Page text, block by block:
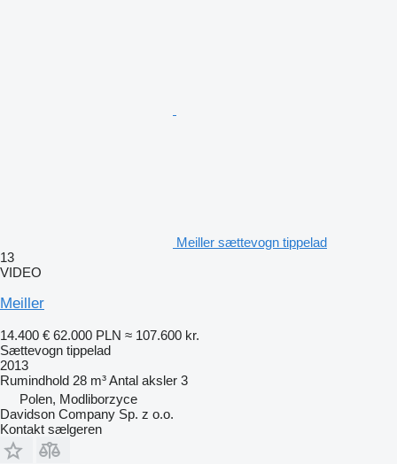
Meiller sættevogn tippelad
13
VIDEO
Meiller
14.400 € 62.000 PLN ≈ 107.600 kr.
Sættevogn tippelad
2013
Rumindhold 28 m³Antal aksler 3
Polen, Modliborzyce
Davidson Company Sp. z o.o.
Kontakt sælgeren